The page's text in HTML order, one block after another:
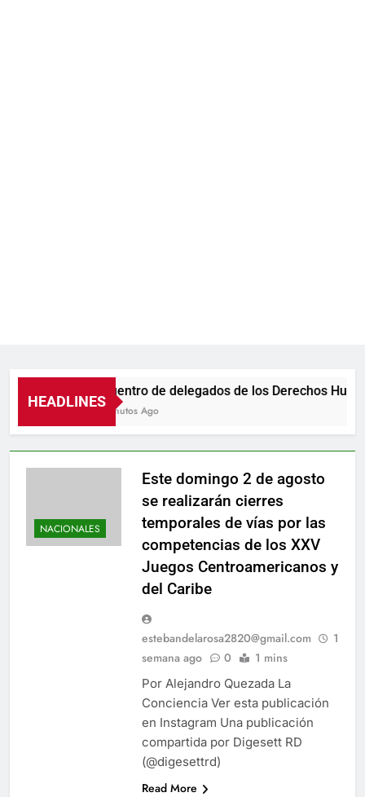
HEADLINES
Encuentro de delegados de los Derechos
55 Minutos Ago
NACIONALES
Este domingo 2 de agosto
se realizarán cierres
temporales de vías por las
competencias de los XXV
Juegos Centroamericanos y
del Caribe
estebandelarosa2820@gmail.com
1
semana ago
0 1 mins
Por Alejandro Quezada La
Conciencia Ver esta publicación
en Instagram Una publicación
compartida por Digesett RD
(@digesettrd)
Read More